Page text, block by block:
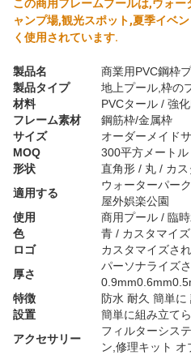
この商用フレームプールは,ウォ
ャンプ場,観光スポット,夏季イベ
く使用されています.
製品名
商業用PVC鋼枠
製品タイプ
地上プール,枠の
材料
PVCタール / 強
フレーム素材
鋼筋枠/金属枠
サイズ
オーダーメイド
MOQ
300平方メートル
形状
直角形 / 丸 / カ
適用する
ウォーターパー
屋外娯楽公園
使用
商用プール / 臨
色
青 / カスタマイ
ロゴ
カスタマイズさ
厚さ
パーソナライズ
特徴
防水 耐久 簡単に
設置
簡単に組み立て
アクセサリー
フィルターシス
ン,修理キット